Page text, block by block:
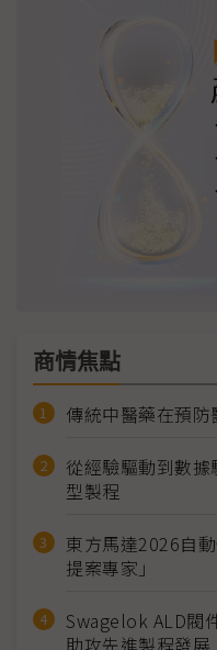
商情焦點
傳統中醫藥在預
從經驗驅動到數
型製程
東方馬達2026自
提案專家」
Swagelok ALD閥